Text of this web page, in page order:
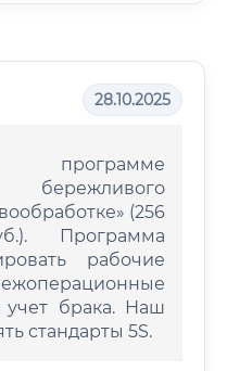
28.10.2025
(256
Программа
рабочие
учет брака. Наш
стандарты 5S.